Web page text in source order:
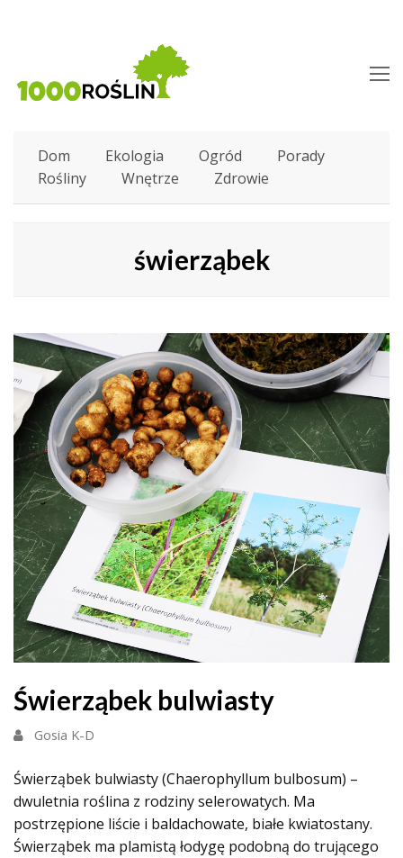
Dom Ekologia Ogród
Porady
Rośliny
Wnętrze Zdrowie
świerząbek
Świerząbek bulwiasty
Gosia K-D
Świerząbek bulwiasty (Chaerophyllum bulbosum) –
dwuletnia roślina z rodziny selerowatych. Ma
postrzępione liście i baldachowate, białe kwiatostany.
Świerząbek ma plamistą łodygę podobną do trującego